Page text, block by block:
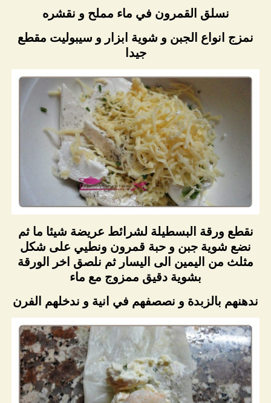
نسلق القمرون في ماء مملح و نقشره
نمزج انواع الجبن و شوية ابزار و سيبوليت مقطع
جيدا
نقطع ورقة البسطيلة لشرائط عريضة شيئا ما ثم
نضع شوية جبن و حبة قمرون ونطيي على شكل
مثلث من اليمين الى اليسار ثم نلصق اخر الورقة
بشوية دقيق ممزوج مع ماء
ندهنهم بالزبدة و نصصفهم في انية و ندخلهم الفرن